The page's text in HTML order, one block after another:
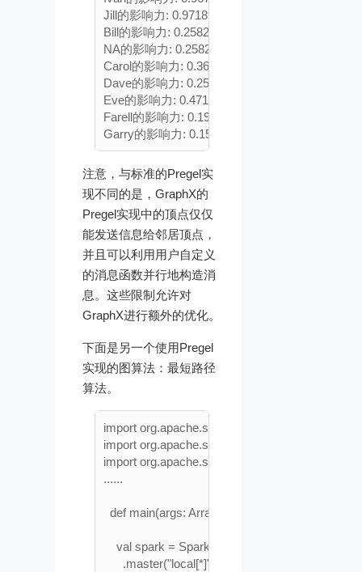
Jill的影响力: 0.9718993399637271
Bill的影响力: 0.25824491587871073
NA的影响力: 0.25824491587871073
Carol的影响力: 0.36950816084343974
Dave的影响力: 0.2546939612521768
Eve的影响力: 0.47118379300959834
Farell的影响力: 0.1925
注意，与标准的Pregel实
现不同的是，GraphX的
Pregel实现中的顶点仅仅
能发送信息给邻居顶点，
并且可以利用用户自定义
的消息函数并行地构造消
息。这些限制允许对
GraphX进行额外的优化。
下面是另一个使用Pregel
实现的图算法：最短路径
算法。
import org.apache.spark.sql.SparkSession
import org.apache.spark.graphx._
import
......
  def main(args: Array[String]): Unit = {
    val spark = SparkSession.builder()
      .master("local[*]")